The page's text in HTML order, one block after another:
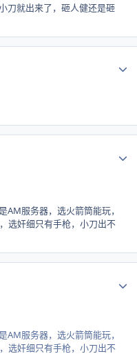
刀就出来了，砸人健还是砸
服务器，选火箭筒能玩，
选奸细只有手枪，小刀出不
服务器，选火箭筒能玩，
选奸细只有手枪，小刀出不